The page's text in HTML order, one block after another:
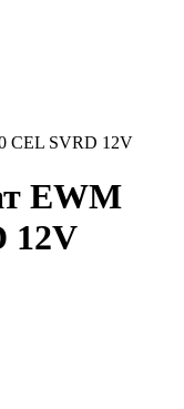
CEL SVRD 12V
EWM
12V